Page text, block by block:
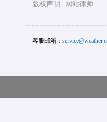
版权声明
网站律师
客服邮箱：